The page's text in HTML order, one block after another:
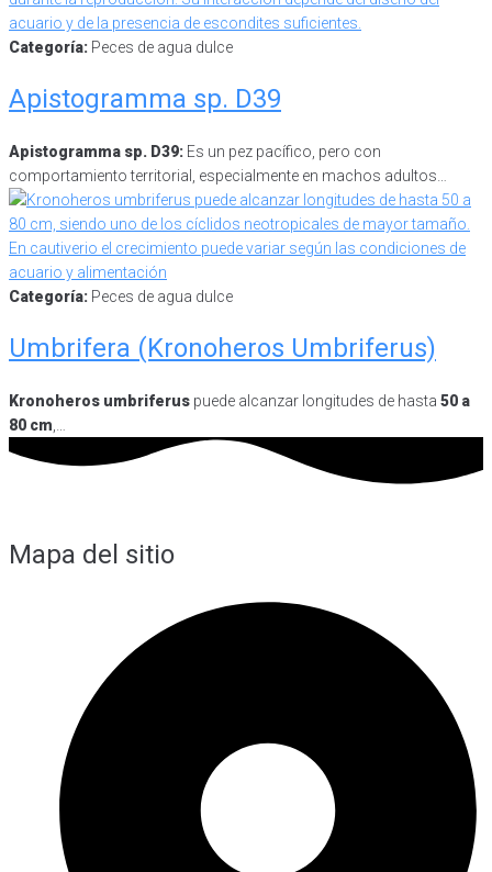
Categoría: Peces de agua dulce
Apistogramma sp. D39
Apistogramma sp. D39: Es un pez pacífico, pero con
comportamiento territorial, especialmente en machos adultos…
Categoría: Peces de agua dulce
Umbrifera (Kronoheros Umbriferus)
Kronoheros umbriferus puede alcanzar longitudes de hasta 50 a
80 cm
Mapa del sitio